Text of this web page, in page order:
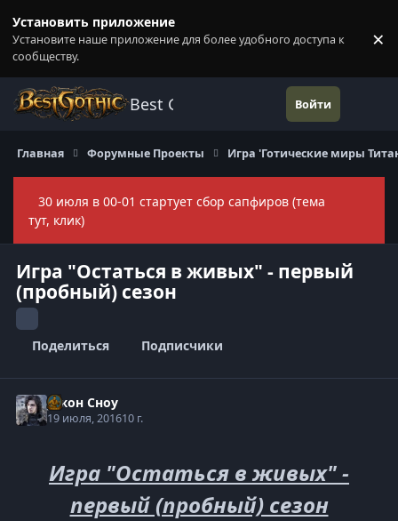
Установить приложение
Установите наше приложение для более удобного доступа к
сообществу.
×
Best Gothic Forums Войти
Главная Форумные Проекты Игра 'Готические миры
30 июля в 00-01 стартует сбор сапфиров (тема
тут, клик)
Игра "Остаться в живых" - первый
(пробный) сезон
Поделиться Подписчики
Джон Сноу
19 июля, 201610 г.
Игра "Остаться в живых" -
первый (пробный) сезон